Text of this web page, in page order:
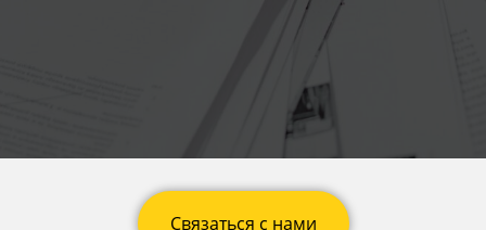
Связаться с нами